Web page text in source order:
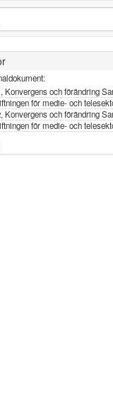
Konvergens och förändring
för medie- och
Konvergens och förändring
för medie- och